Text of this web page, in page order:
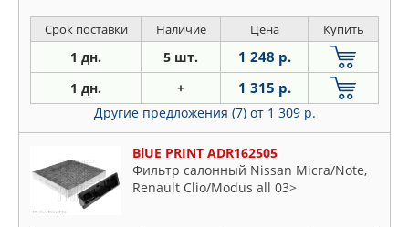
Срок поставки Наличие Цена Купить
1 дн. 5 шт. 1 248 р.
1 дн. + 1 315 р.
Другие предложения (7) от 1 309 р.
BlUE PRINT ADR162505
Фильтр салонный Nissan Micra/Note,
Renault Clio/Modus all 03>